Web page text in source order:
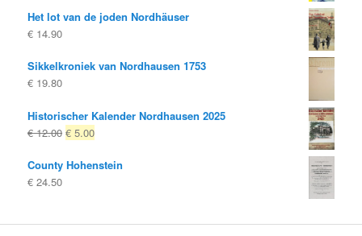
Het lot van de joden Nordhäuser
€ 14.90
Sikkelkroniek van Nordhausen 1753
€ 19.80
Historischer Kalender Nordhausen 2025
€12.00 Oorspronkelijke
was:
€ 5.00Huidige
is:
County Hohenstein
€ 24.50